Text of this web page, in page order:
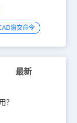
的场景为图片，
移动、全局移动、
图、仰视图、左视
窗交命令
最新
？